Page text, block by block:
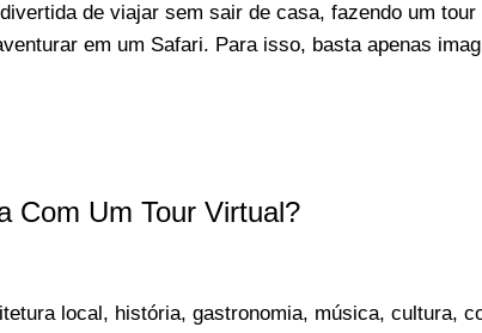
de viajar sem sair de casa, fazendo um
em um Safari. Para isso, basta apenas
Com Um Tour Virtual?
local, história, gastronomia, música, cultura,